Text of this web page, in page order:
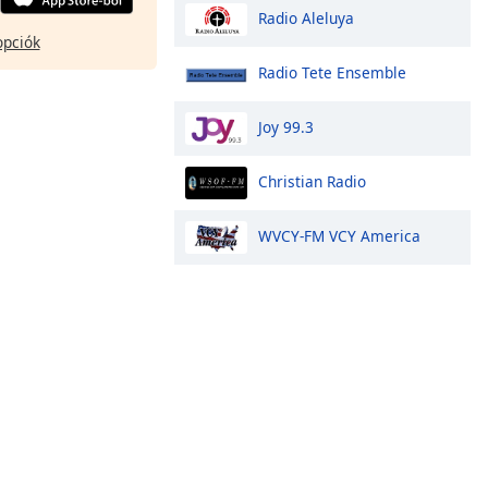
Radio Aleluya
Radio Tete Ensemble
Joy 99.3
Christian Radio
WVCY-FM VCY America